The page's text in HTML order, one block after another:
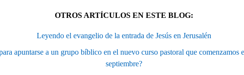
OTROS ARTÍCULOS EN ESTE BLOG:
Leyendo el evangelio de la entrada de Jesús en Jerusalén
apuntarse a un grupo bíblico en el nuevo curso pastoral que comenzamos
septiembre?